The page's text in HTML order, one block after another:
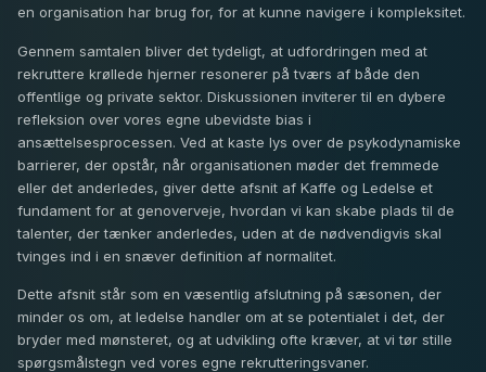
en organisation har brug for, for at kunne navigere i kompleksitet.
Gennem samtalen bliver det tydeligt, at udfordringen med at
rekruttere krøllede hjerner resonerer på tværs af både den
offentlige og private sektor. Diskussionen inviterer til en dybere
refleksion over vores egne ubevidste bias i
ansættelsesprocessen. Ved at kaste lys over de psykodynamiske
barrierer, der opstår, når organisationen møder det fremmede
eller det anderledes, giver dette afsnit af Kaffe og Ledelse et
fundament for at genoverveje, hvordan vi kan skabe plads til de
talenter, der tænker anderledes, uden at de nødvendigvis skal
tvinges ind i en snæver definition af normalitet.
Dette afsnit står som en væsentlig afslutning på sæsonen, der
minder os om, at ledelse handler om at se potentialet i det, der
bryder med mønsteret, og at udvikling ofte kræver, at vi tør stille
spørgsmålstegn ved vores egne rekrutteringsvaner.